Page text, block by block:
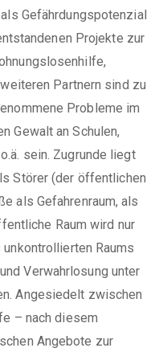
Gefährdungspotenzial
Projekte zur
Partnern sind zu
Probleme im
Gewalt an Schulen,
sein. Zugrunde liegt
Störer (der öffentlichen
als Gefahrenraum, als
Raum wird nur
Raums
Verwahrlosung unter
Angesiedelt zwischen
– nach diesem
Angebote zur